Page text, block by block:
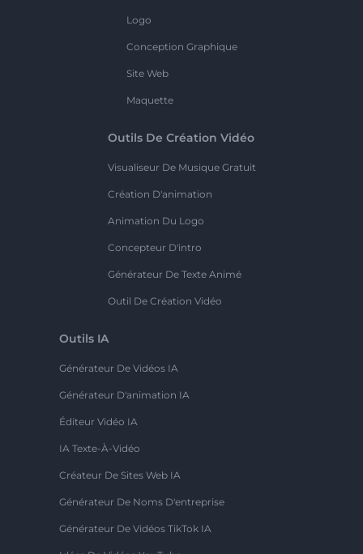
Logo
Conception Graphique
Site Web
Maquette
Outils De Création Vidéo
Visualiseur De Musique Gratuit
Création D'animation
Animation Du Logo
Concepteur D'intro
Générateur De Texte Animé
Outil De Création Vidéo
Outils IA
Générateur De Vidéos IA
Générateur D'animation IA
Éditeur Vidéo IA
IA Texte-À-Vidéo
Créateur De Sites Web IA
Générateur De Noms D'entreprise
Générateur De Vidéos TikTok IA